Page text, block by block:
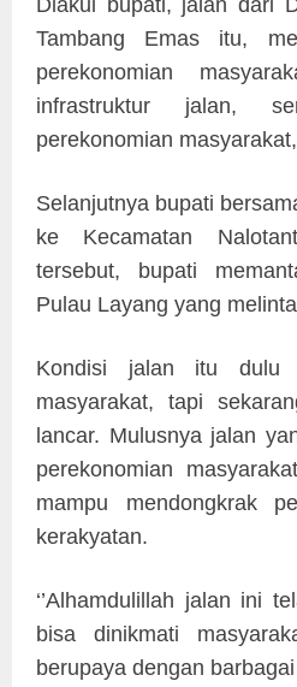
Tambang Emas itu,
perekonomian
infrastruktur jalan,
perekonomian
Selanjutnya bupati
ke Kecamatan
tersebut, bupati
Pulau Layang yang
Kondisi jalan itu dulu
masyarakat, tapi
lancar. Mulusnya jalan
perekonomian
mampu mendongkrak
kerakyatan.
‘’Alhamdulillah jalan ini
bisa dinikmati
berupaya dengan